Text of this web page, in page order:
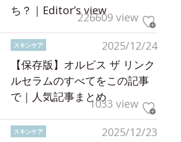
ち？｜Editor’s view226609 view
2025/12/24
スキンケア
【保存版】オルビス ザ リンク
ルセラムのすべてをこの記事
で｜人気記事まとめ1033 view
2025/12/23
スキンケア